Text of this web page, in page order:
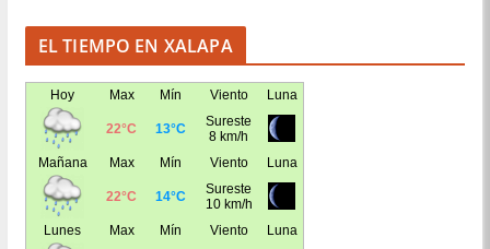
EL TIEMPO EN XALAPA